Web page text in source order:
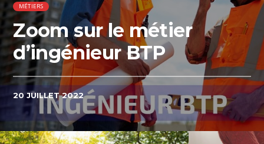
MÉTIERS
Zoom sur le métier
d’ingénieur BTP
20 JUILLET 2022